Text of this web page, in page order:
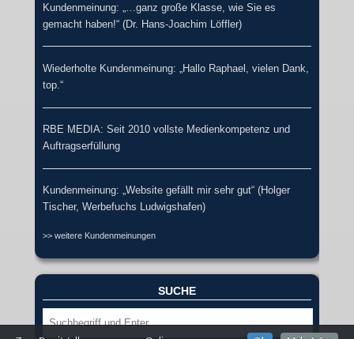
Kundenmeinung: „…ganz große Klasse, wie Sie es
gemacht haben!“ (Dr. Hans-Joachim Löffler)
Wiederholte Kundenmeinung: „Hallo Raphael, vielen Dank,
top.“
RBE MEDIA: Seit 2010 vollste Medienkompetenz und
Auftragserfüllung
Kundenmeinung: „Website gefällt mir sehr gut“ (Holger
Tischer, Werbefuchs Ludwigshafen)
>> weitere Kundenmeinungen
SUCHE